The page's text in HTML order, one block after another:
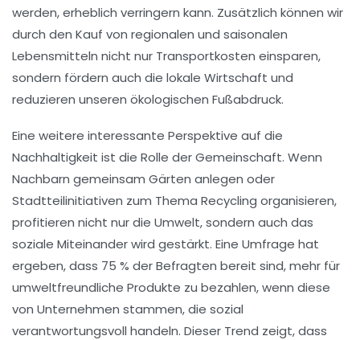
werden, erheblich verringern kann. Zusätzlich können wir
durch den Kauf von regionalen und saisonalen
Lebensmitteln nicht nur Transportkosten einsparen,
sondern fördern auch die lokale Wirtschaft und
reduzieren unseren ökologischen Fußabdruck.
Eine weitere interessante Perspektive auf die
Nachhaltigkeit ist die Rolle der Gemeinschaft. Wenn
Nachbarn gemeinsam Gärten anlegen oder
Stadtteilinitiativen zum Thema Recycling organisieren,
profitieren nicht nur die Umwelt, sondern auch das
soziale Miteinander wird gestärkt. Eine Umfrage hat
ergeben, dass 75 % der Befragten bereit sind, mehr für
umweltfreundliche Produkte zu bezahlen, wenn diese
von Unternehmen stammen, die sozial
verantwortungsvoll handeln. Dieser Trend zeigt, dass